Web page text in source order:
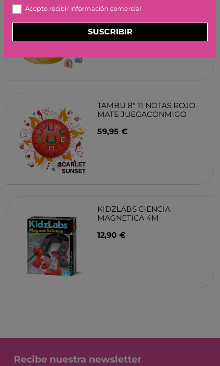
JUEGACONMIGO
139,99 €
TAMBU 8" 11 NOTAS ROJO
MATE JUEGACONMIGO
59,95 €
KIDZLABS CIENCIA
MAGNETICA 4M
12,90 €
Recibe nuestra newsletter
Acepto recibir información comercial
SUSCRIBIR